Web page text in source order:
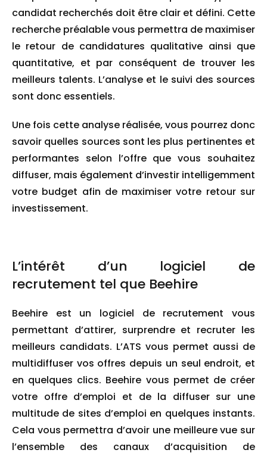
candidat recherchés doit être clair et défini. Cette
recherche préalable vous permettra de maximiser
le retour de candidatures qualitative ainsi que
quantitative, et par conséquent de trouver les
meilleurs talents. L’analyse et le suivi des sources
sont donc essentiels.
Une fois cette analyse réalisée, vous pourrez donc
savoir quelles sources sont les plus pertinentes et
performantes selon l’offre que vous souhaitez
diffuser, mais également d’investir intelligemment
votre budget afin de maximiser votre retour sur
investissement.
L’intérêt d’un logiciel de
recrutement tel que Beehire
Beehire est un logiciel de recrutement vous
permettant d’attirer, surprendre et recruter les
meilleurs candidats. L’ATS vous permet aussi de
multidiffuser vos offres depuis un seul endroit, et
en quelques clics. Beehire vous permet de créer
votre offre d’emploi et de la diffuser sur une
multitude de sites d’emploi en quelques instants.
Cela vous permettra d’avoir une meilleure vue sur
l’ensemble des canaux d’acquisition de